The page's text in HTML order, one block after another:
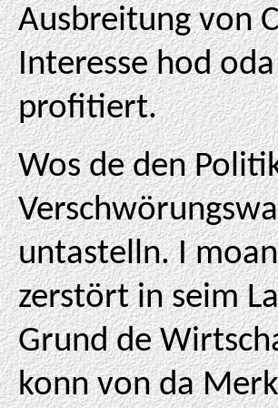
Ausbreitung von
Interesse hod
profitiert.
Wos de den
untastelln. I
zerstört in seim
Grund de
konn von da